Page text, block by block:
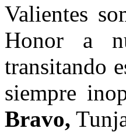
Valientes
Honor a
transitando
siempre
Bravo,